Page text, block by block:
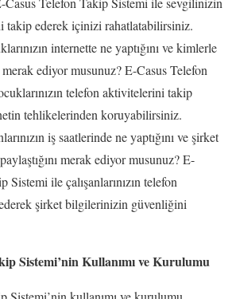
takip ederek içinizi rahatlatabilirsiniz.
internette ne yaptığını ve kimlerle
ediyor musunuz? E-Casus Telefon
telefon aktivitelerini takip
tehlikelerinden koruyabilirsiniz.
iş saatlerinde ne yaptığını ve şirket
merak ediyor musunuz? E-
Sistemi ile çalışanlarınızın telefon
şirket bilgilerinizin güvenliğini
Sistemi’nin Kullanımı ve Kurulumu